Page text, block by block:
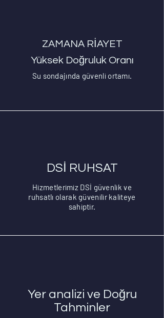
ZAMANA RİAYET
Yüksek Doğruluk Oranı
Su sondajında güvenli ortamı.
DSİ RUHSAT
Hizmetlerimiz DSİ güvenlik ve
ruhsatlı olarak güvenilir kaliteye
sahiptir.
Yer analizi ve Doğru
Tahminler